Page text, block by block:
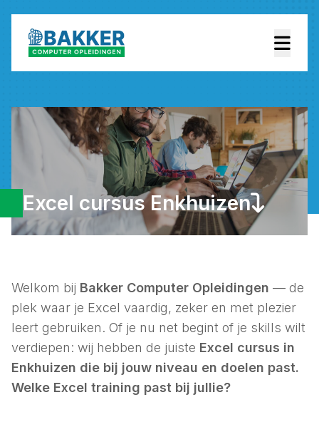
Excel cursus Enkhuizen
Welkom bij Bakker Computer Opleidingen — de
plek waar je Excel vaardig, zeker en met plezier
leert gebruiken. Of je nu net begint of je skills wilt
verdiepen: wij hebben de juiste Excel cursus in
Enkhuizen die bij jouw niveau en doelen past.
Welke Excel training past bij jullie?